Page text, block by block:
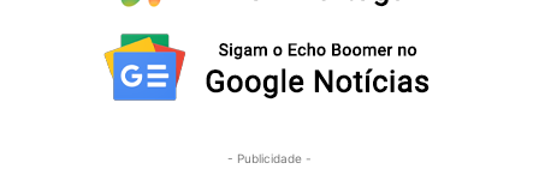
- Publicidade -